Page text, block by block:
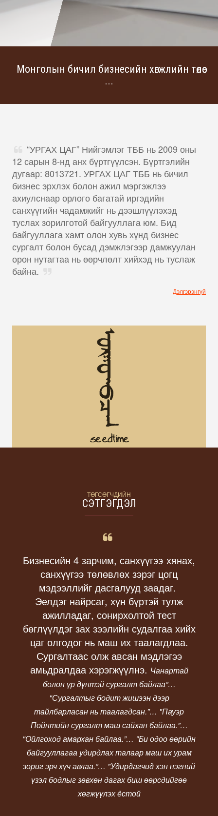
Монголын бичил бизнесийн хөгжлийн төлөө
...
“УРГАХ ЦАГ” Нийгэмлэг ТББ нь 2009 оны
12 сарын 8-нд анх бүртгүүлсэн. Бүртгэлийн
дугаар: 8013721. УРГАХ ЦАГ ТББ нь бичил
бизнес эрхлэх болон ажил мэргэжлээ
ахиулснаар орлого багатай иргэдийн
санхүүгийн чадамжийг нь дээшлүүлэхэд
туслах зорилготой байгууллага юм. Бид
байгууллага хамт олон хувь хүнд бизнес
сургалт болон бусад дэмжлэгээр дамжуулан
орон нутагтаа нь өөрчлөлт хийхэд нь туслаж
байна.
Дэлгэрэнгүй
ТӨГСӨГЧДИЙН
СЭТГЭГДЭЛ
Бизнесийн 4 зарчим, санхүүгээ хянах,
санхүүгээ төлөвлөх зэрэг цогц
мэдээллийг дасгалууд заадаг.
Эелдэг найрсаг, хүн бүртэй тулж
ажилладаг, сонирхолтой тест
бөглүүлдэг зах зээлийн судалгаа хийх
цаг олгодог нь маш их таалагдлаа.
Сургалтаас олж авсан мэдлэгээ
амьдралдаа хэрэгжүүлнэ. Чанартай
болон үр дүнтэй сургалт байлаа”…
"Сургалтыг бодит жишээн дээр
тайлбарласан нь таалагдсан.”… "Пауэр
Пойнтийн сургалт маш сайхан байлаа.”…
"Ойлгоход амархан байлаа.”… "Би одоо өөрийн
байгууллагаа удирдлах талаар маш их урам
зориг эрч хүч авлаа.”… "Удирдагчид хэн нэгний
үзэл бодлыг зөвхөн дагах биш өөрсдийгөө
хөгжүүлэх ёстой